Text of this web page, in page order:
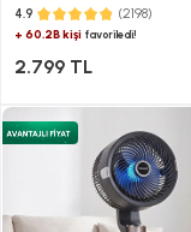
Tost ve Izgara Makinesi
2000W
4.9 (2198)
+ 60.2B kişi favoriledi!
2.799 TL